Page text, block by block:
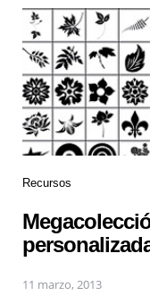
Recursos
11 marzo, 2013